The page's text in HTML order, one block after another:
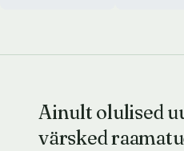
Ainult olulised
värsked